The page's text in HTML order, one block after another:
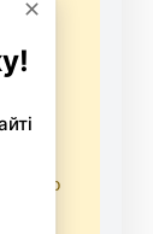
7 до
та